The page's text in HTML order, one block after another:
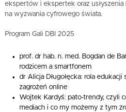
ekspertów i ekspertek oraz
na wyzwania cyfrowego świata.
Program Gali DBI 2025
prof. dr hab. n. med. Bogdan de
rodzicem a smartfonem
dr Alicja Długołęcka: rola
zagrożeń online
Wojtek Kardyś: pato-trendy, czyli
mediach i co my możemy z tym